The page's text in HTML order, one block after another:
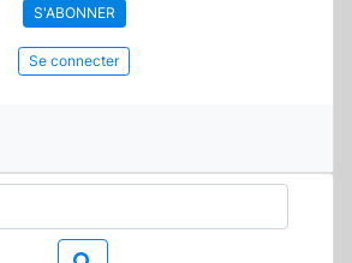
S'ABONNER
Se connecter